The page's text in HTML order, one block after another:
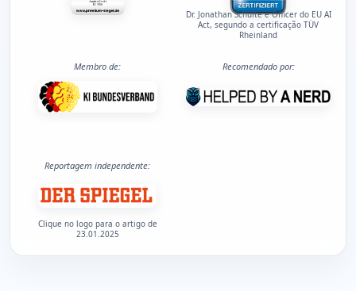
Dr. Jonathan Schulte e Officer do EU AI
Act, segundo a certificação TÜV
Rheinland
Membro de: Recomendado por:
Reportagem independente:
Clique no logo para o artigo de
23.01.2025